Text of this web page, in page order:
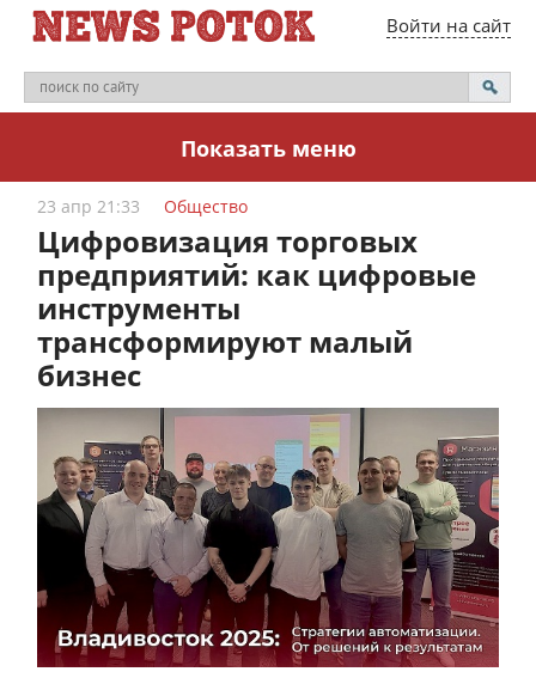
Войти на сайт
Показать меню
23 апр 21:33 Общество
Цифровизация торговых
предприятий: как цифровые
инструменты
трансформируют малый
бизнес